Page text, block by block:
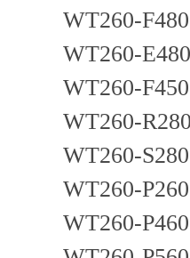
WT260-F480
WT260-E480
WT260-F450
WT260-
WT260-S280
WT260-P260
WT260-P460